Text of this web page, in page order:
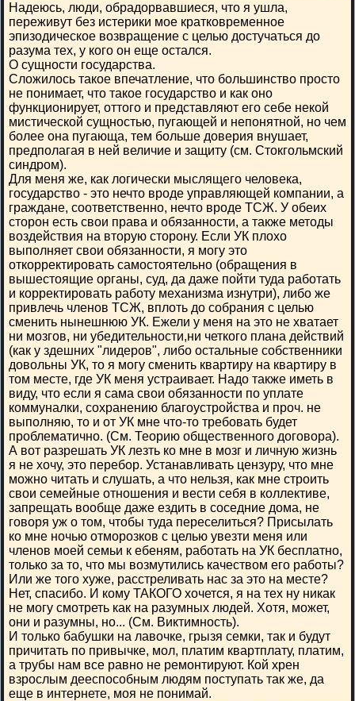
Надеюсь, люди, обрадорвавшиеся, что я ушла,
переживут без истерики мое кратковременное
эпизодическое возвращение с целью достучаться до
разума тех, у кого он еще остался.
О сущности государства.
Сложилось такое впечатление, что большинство просто
не понимает, что такое государство и как оно
функционирует, оттого и представляют его себе некой
мистической сущностью, пугающей и непонятной, но чем
более она пугающа, тем больше доверия внушает,
предполагая в ней величие и защиту (см. Стокгольмский
синдром).
Для меня же, как логически мыслящего человека,
государство - это нечто вроде управляющей компании, а
граждане, соответственно, нечто вроде ТСЖ. У обеих
сторон есть свои права и обязанности, а также методы
воздействия на вторую сторону. Если УК плохо
выполняет свои обязанности, я могу это
откорректировать самостоятельно (обращения в
вышестоящие органы, суд, да даже пойти туда работать
и корректировать работу механизма изнутри), либо же
привлечь членов ТСЖ, вплоть до собрания с целью
сменить нынешнюю УК. Ежели у меня на это не хватает
ни мозгов, ни убедительности,ни четкого плана действий
(как у здешних "лидеров", либо остальные собственники
довольны УК, то я могу сменить квартиру на квартиру в
том месте, где УК меня устраивает. Надо также иметь в
виду, что если я сама свои обязанности по уплате
коммуналки, сохранению благоустройства и проч. не
выполняю, то и от УК мне что-то требовать будет
проблематично. (См. Теорию общественного договора).
А вот разрешать УК лезть ко мне в мозг и личную жизнь
я не хочу, это перебор. Устанавливать цензуру, что мне
можно читать и слушать, а что нельзя, как мне строить
свои семейные отношения и вести себя в коллективе,
запрещать вообще даже ездить в соседние дома, не
говоря уж о том, чтобы туда переселиться? Присылать
ко мне ночью отморозков с целью увезти меня или
членов моей семьи к ебеням, работать на УК бесплатно,
только за то, что мы возмутились качеством его работы?
Или же того хуже, расстреливать нас за это на месте?
Нет, спасибо. И кому ТАКОГО хочется, я на тех ну никак
не могу смотреть как на разумных людей. Хотя, может,
они и разумны, но... (См. Виктимность).
И только бабушки на лавочке, грызя семки, так и будут
причитать по привычке, мол, платим квартплату, платим,
а трубы нам все равно не ремонтируют. Кой хрен
взрослым дееспособным людям поступать так же, да
еще в интернете, моя не понимай.